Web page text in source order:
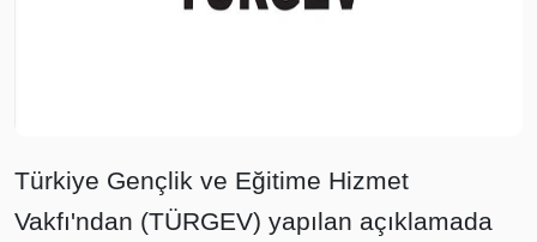
Türkiye Gençlik ve Eğitime Hizmet
Vakfı'ndan (TÜRGEV) yapılan açıklamada